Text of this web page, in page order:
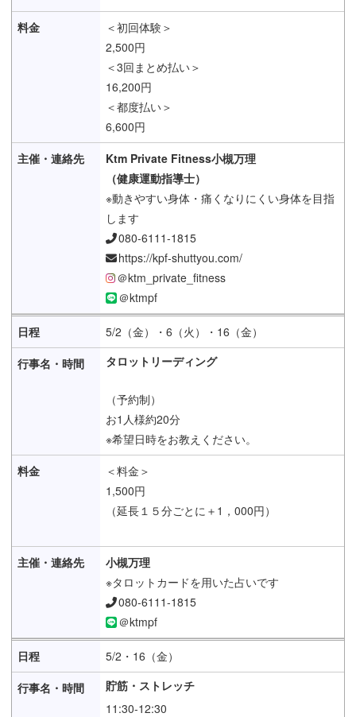
＜初回体験＞
2,500円
＜3回まとめ払い＞
16,200円
＜都度払い＞
6,600円
Ktm Private Fitness小槻万理
（健康運動指導士）
※動きやすい身体・痛くなりにくい身体を目指
します
080-6111-1815
https://kpf-shuttyou.com/
＠ktm_private_fitness
＠ktmpf
5/2（金）・6（火）・16（金）
タロットリーディング
（予約制）
お1人様約20分
※希望日時をお教えください。
＜料金＞
1,500円
（延長１５分ごとに＋1，000円）
小槻万理
※タロットカードを用いた占いです
080-6111-1815
＠ktmpf
5/2・16（金）
貯筋・ストレッチ
11:30-12:30